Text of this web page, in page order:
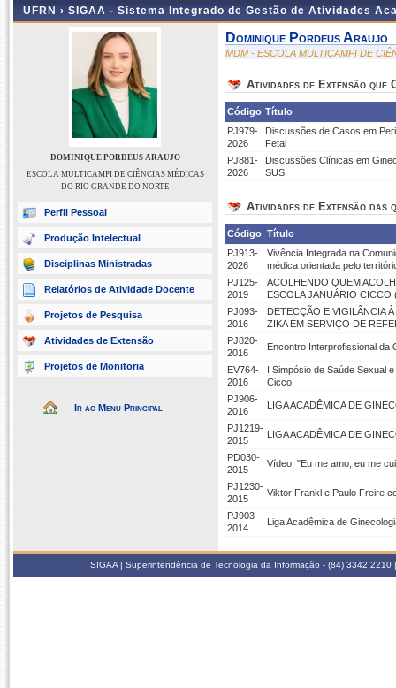
UFRN › SIGAA - Sistema Integrado de Gestão de Atividades
DOMINIQUE PORDEUS ARAUJO
ESCOLA MULTICAMPI DE CIÊNCIAS MÉDICAS
DO RIO GRANDE DO NORTE
Perfil Pessoal
Produção Intelectual
Disciplinas Ministradas
Relatórios de Atividade Docente
Projetos de Pesquisa
Atividades de Extensão
Projetos de Monitoria
Ir ao Menu Principal
Dominique Pordeus Araujo
MDM - ESCOLA MULTICAMPI DE
Atividades de Extensão que
Código Título
PJ979-
2026
Discussões de Casos em
Fetal
PJ881-
2026
Discussões Clínicas em
SUS
Atividades de Extensão das
Código Título
PJ913-
2026
Vivência Integrada na
médica orientada pelo
PJ125-
2019
ACOLHENDO QUEM
ESCOLA JANUÁRIO CICCO
PJ093-
2016
DETECÇÃO E VIGILÂNCIA
ZIKA EM SERVIÇO DE
PJ820-
2016
Encontro Interprofissional da
EV764-
2016
I Simpósio de Saúde Sexual
Cicco
PJ906-
2016
LIGA ACADÊMICA DE
PJ1219-
2015
LIGA ACADÊMICA DE
PD030-
2015
Vídeo: "Eu me amo, eu me
PJ1230-
2015
Viktor Frankl e Paulo Freire
PJ903-
2014
Liga Acadêmica de
SIGAA | Superintendência de Tecnologia da Informação - (84) 3342